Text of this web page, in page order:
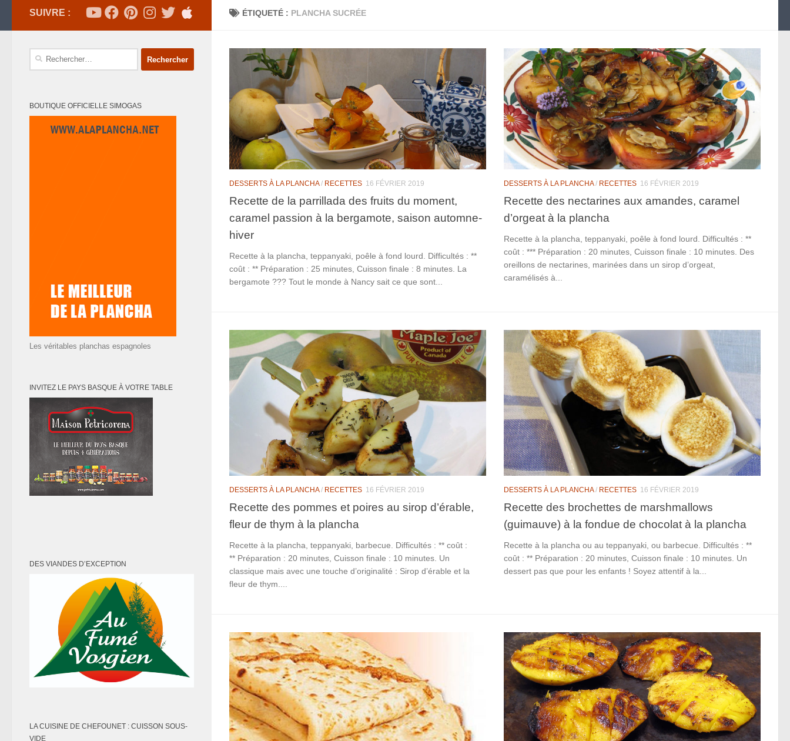
ÉTIQUETÉ : PLANCHA SUCRÉE
DESSERTS À LA PLANCHA/ RECETTES 16 FÉVRIER 2019
Recette de la parrillada des fruits du moment,
caramel passion à la bergamote, saison automne-
hiver
Recette à la plancha, teppanyaki, poêle à fond lourd. Difficultés : **
coût : ** Préparation : 25 minutes, Cuisson finale : 8 minutes. La
bergamote ??? Tout le monde à Nancy sait ce que sont...
DESSERTS À LA PLANCHA/ RECETTES 16 FÉVRIER 2019
Recette des nectarines aux amandes, caramel
d’orgeat à la plancha
Recette à la plancha, teppanyaki, poêle à fond lourd. Difficultés : **
coût : *** Préparation : 20 minutes, Cuisson finale : 10 minutes. Des
oreillons de nectarines, marinées dans un sirop d’orgeat,
caramélisés à...
DESSERTS À LA PLANCHA/ RECETTES 16 FÉVRIER 2019
Recette des pommes et poires au sirop d’érable,
fleur de thym à la plancha
Recette à la plancha, teppanyaki, barbecue. Difficultés : ** coût :
** Préparation : 20 minutes, Cuisson finale : 10 minutes. Un
classique mais avec une touche d’originalité : Sirop d’érable et la
fleur de thym....
DESSERTS À LA PLANCHA/ RECETTES 16 FÉVRIER 2019
Recette des brochettes de marshmallows
(guimauve) à la fondue de chocolat à la plancha
Recette à la plancha ou au teppanyaki, ou barbecue. Difficultés : **
coût : ** Préparation : 20 minutes, Cuisson finale : 10 minutes. Un
dessert pas que pour les enfants ! Soyez attentif à la...
SUIVRE :
Rechercher :
BOUTIQUE OFFICIELLE SIMOGAS
Les véritables planchas espagnoles
INVITEZ LE PAYS BASQUE À VOTRE TABLE
DES VIANDES D’EXCEPTION
LA CUISINE DE CHEFOUNET : CUISSON SOUS-
VIDE